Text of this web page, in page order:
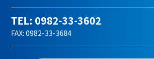
TEL: 0982-33-3602
FAX: 0982-33-3684